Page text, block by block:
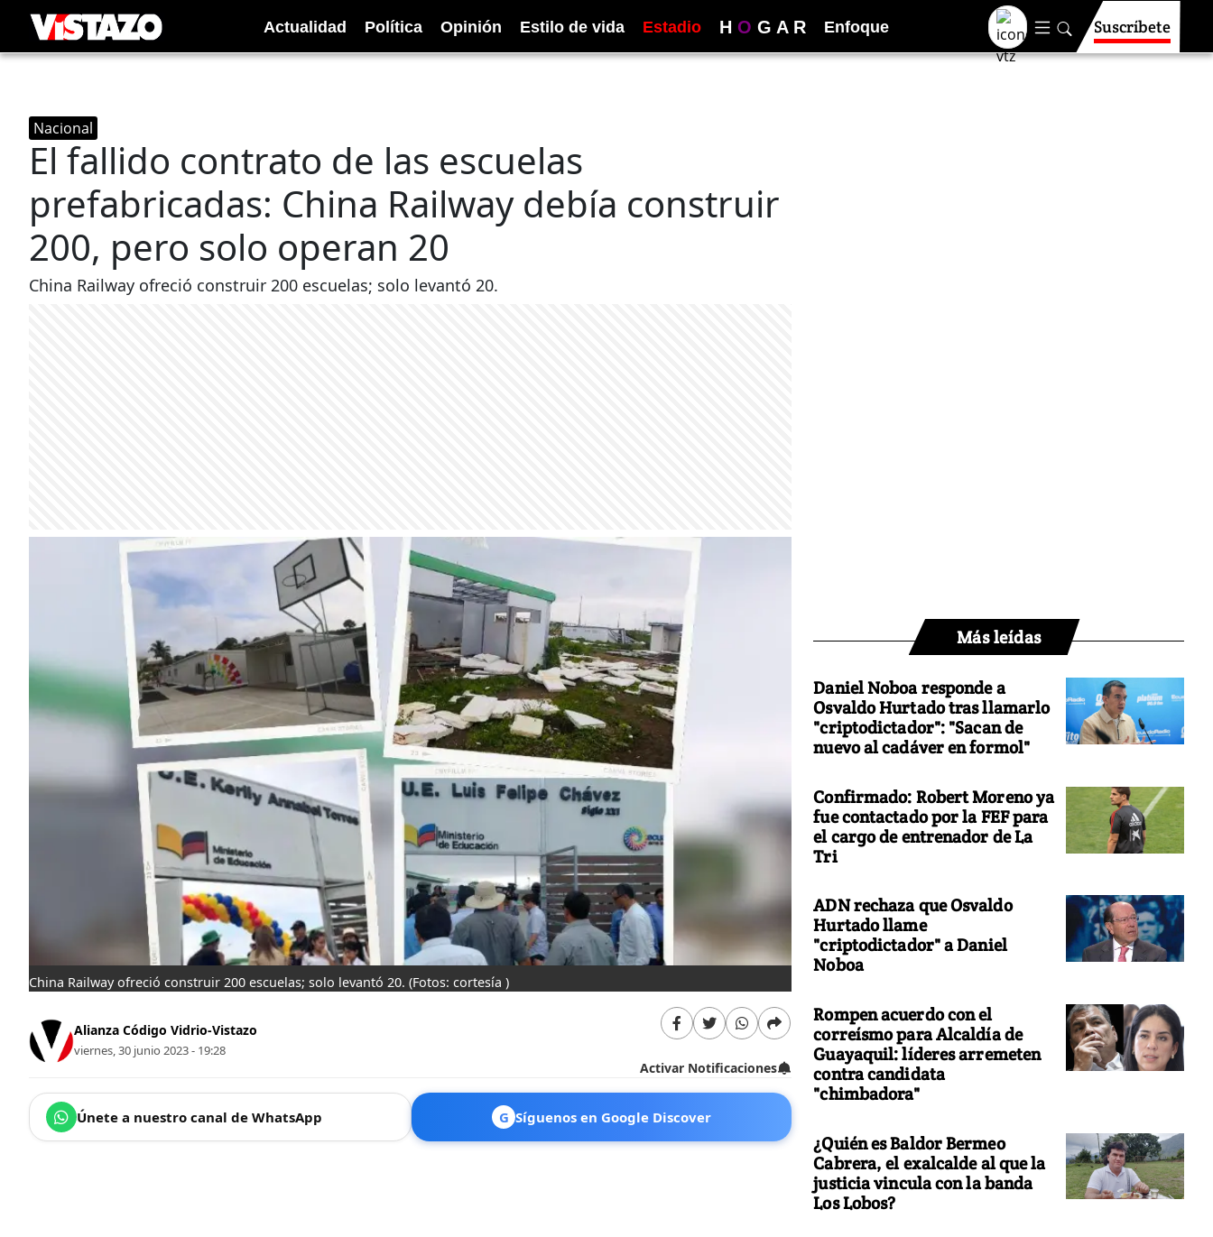
Actualidad Política Opinión Estilo de vida Estadio H O G A R Enfoque Suscríbete
Nacional
El fallido contrato de las escuelas
prefabricadas: China Railway debía construir
200, pero solo operan 20
China Railway ofreció construir 200 escuelas; solo levantó 20.
China Railway ofreció construir 200 escuelas; solo levantó 20. (Fotos: cortesía )
Alianza Código Vidrio-Vistazo
viernes, 30 junio 2023 - 19:28
Activar Notificaciones
Únete a nuestro canal de WhatsApp G Síguenos en Google Discover
Más leídas
Daniel Noboa responde a
Osvaldo Hurtado tras llamarlo
"criptodictador": "Sacan de
nuevo al cadáver en formol"
Confirmado: Robert Moreno ya
fue contactado por la FEF para
el cargo de entrenador de La
Tri
ADN rechaza que Osvaldo
Hurtado llame
"criptodictador" a Daniel
Noboa
Rompen acuerdo con el
correísmo para Alcaldía de
Guayaquil: líderes arremeten
contra candidata
"chimbadora"
¿Quién es Baldor Bermeo
Cabrera, el exalcalde al que la
justicia vincula con la banda
Los Lobos?